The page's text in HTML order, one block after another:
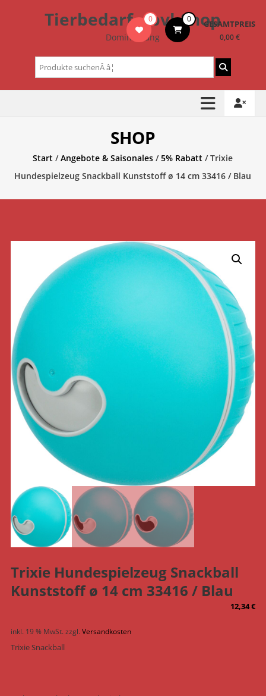
Tierbedarf – bvl-Shop
Dominik Lang
0 0 GESAMTPREIS
0,00 €
Suchen
nach:
SHOP
Start /Angebote & Saisonales /5% Rabatt / Trixie
Hundespielzeug Snackball Kunststoff ø 14 cm 33416 / Blau
Trixie Hundespielzeug Snackball
Kunststoff ø 14 cm 33416 / Blau
12,34€
inkl. 19 % MwSt.zzgl.Versandkosten
Trixie Snackball